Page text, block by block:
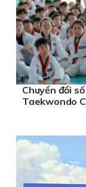
Chuyển đổi
Taekwondo